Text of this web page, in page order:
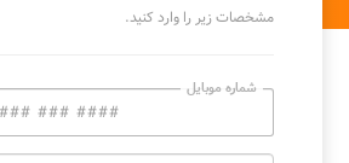
مشخصات زیر را وارد کنید.
شماره موبایل